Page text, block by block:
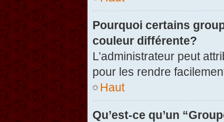
Pourquoi certains
couleur différente?
L’administrateur peut
pour les rendre
Haut
Qu’est-ce qu’un